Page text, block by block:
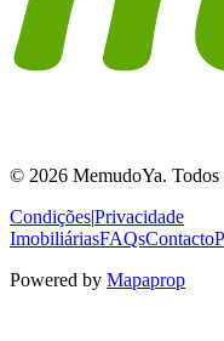
© 2026 MemudoYa. Todos
Condições|Privacidade
ImobiliáriasFAQsContacto
Powered by Mapaprop